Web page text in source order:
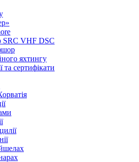
SRC VHF DSC
яхтингу
та сертифікати